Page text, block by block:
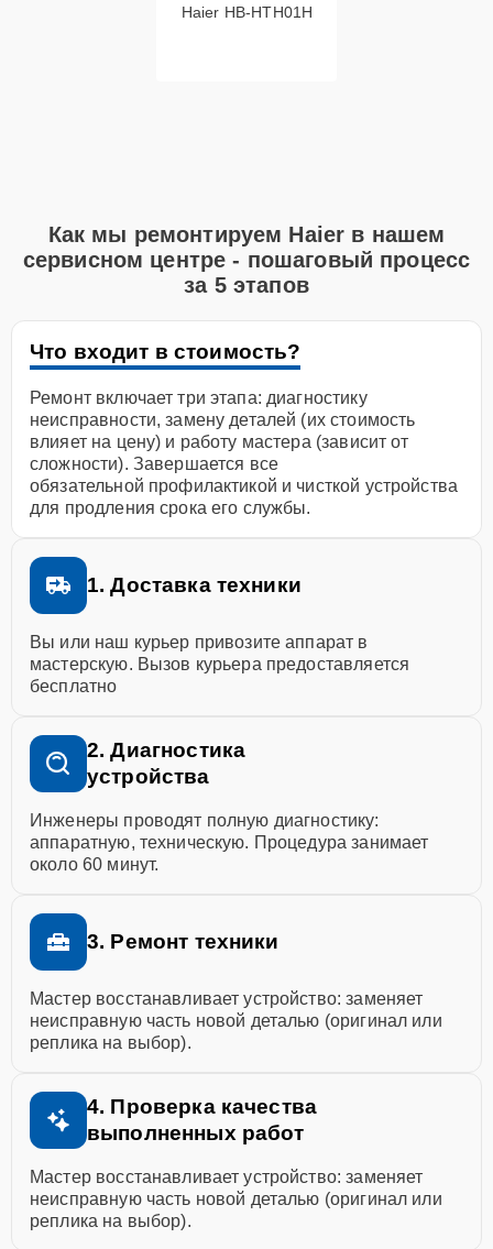
Haier HB-HTH01H
Как мы ремонтируем Haier в нашем
сервисном центре - пошаговый процесс
за 5 этапов
Что входит в стоимость?
Ремонт включает три этапа: диагностику
неисправности, замену деталей (их стоимость
влияет на цену) и работу мастера (зависит от
сложности). Завершается все
обязательной профилактикой и чисткой устройства
для продления срока его службы.
1. Доставка техники
Вы или наш курьер привозите аппарат в
мастерскую. Вызов курьера предоставляется
бесплатно
2. Диагностика
устройства
Инженеры проводят полную диагностику:
аппаратную, техническую. Процедура занимает
около 60 минут.
3. Ремонт техники
Мастер восстанавливает устройство: заменяет
неисправную часть новой деталью (оригинал или
реплика на выбор).
4. Проверка качества
выполненных работ
Мастер восстанавливает устройство: заменяет
неисправную часть новой деталью (оригинал или
реплика на выбор).